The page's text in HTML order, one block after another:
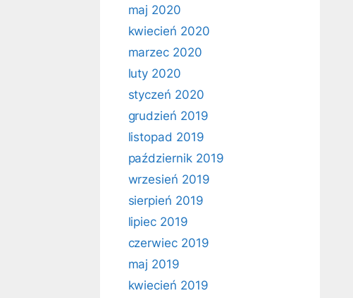
maj 2020
kwiecień 2020
marzec 2020
luty 2020
styczeń 2020
grudzień 2019
listopad 2019
październik 2019
wrzesień 2019
sierpień 2019
lipiec 2019
czerwiec 2019
maj 2019
kwiecień 2019